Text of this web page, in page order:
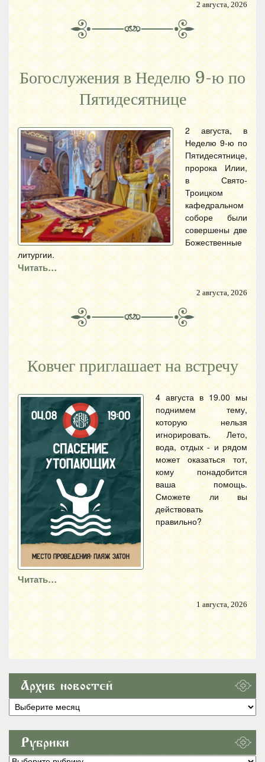
2 августа, 2026
Богослужения в Неделю 9-ю по
Пятидесятнице
2 августа, в
Неделю 9-ю по
Пятидесятнице,
пророка Илии,
в Свято-
Троицком
кафедральном
соборе были
совершены две
Божественные
литургии.
Читать…
2 августа, 2026
Ковчег приглашает на встречу
4 августа в 19.00 мы
поднимем тему,
которую нельзя
игнорировать. Лето,
вода, отдых - и рядом
может оказаться тот,
кому понадобится
ваша помощь.
Сможете ли вы
действовать
правильно?
Читать…
1 августа, 2026
Архив новостей
Архив
новостей
Рубрики